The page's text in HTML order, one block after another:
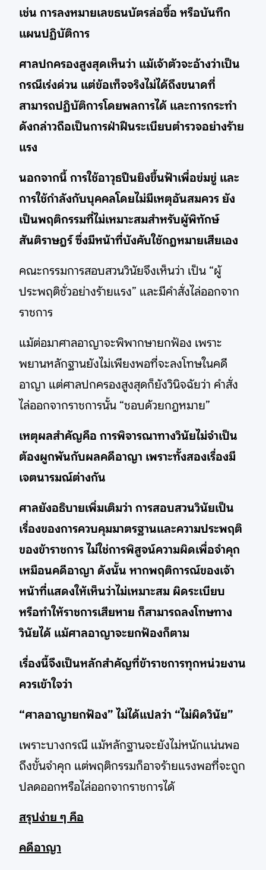
เช่น การลงหมายเลขธนบัตรล่อซื้อ หรือบันทึก
แผนปฏิบัติการ
ศาลปกครองสูงสุดเห็นว่า แม้เจ้าตัวจะอ้างว่าเป็น
กรณีเร่งด่วน แต่ข้อเท็จจริงไม่ได้ถึงขนาดที่
สามารถปฏิบัติการโดยพลการได้ และการกระทำ
ดังกล่าวถือเป็นการฝ่าฝืนระเบียบตำรวจอย่างร้าย
แรง
นอกจากนี้ การใช้อาวุธปืนยิงขึ้นฟ้าเพื่อข่มขู่ และ
การใช้กำลังกับบุคคลโดยไม่มีเหตุอันสมควร ยัง
เป็นพฤติกรรมที่ไม่เหมาะสมสำหรับผู้พิทักษ์
สันติราษฎร์ ซึ่งมีหน้าที่บังคับใช้กฎหมายเสียเอง
คณะกรรมการสอบสวนวินัยจึงเห็นว่า เป็น “ผู้
ประพฤติชั่วอย่างร้ายแรง” และมีคำสั่งไล่ออกจาก
ราชการ
แม้ต่อมาศาลอาญาจะพิพากษายกฟ้อง เพราะ
พยานหลักฐานยังไม่เพียงพอที่จะลงโทษในคดี
อาญา แต่ศาลปกครองสูงสุดก็ยังวินิจฉัยว่า คำสั่ง
ไล่ออกจากราชการนั้น “ชอบด้วยกฎหมาย”
เหตุผลสำคัญคือ การพิจารณาทางวินัยไม่จำเป็น
ต้องผูกพันกับผลคดีอาญา เพราะทั้งสองเรื่องมี
เจตนารมณ์ต่างกัน
ศาลยังอธิบายเพิ่มเติมว่า การสอบสวนวินัยเป็น
เรื่องของการควบคุมมาตรฐานและความประพฤติ
ของข้าราชการ ไม่ใช่การพิสูจน์ความผิดเพื่อจำคุก
เหมือนคดีอาญา ดังนั้น หากพฤติการณ์ของเจ้า
หน้าที่แสดงให้เห็นว่าไม่เหมาะสม ผิดระเบียบ
หรือทำให้ราชการเสียหาย ก็สามารถลงโทษทาง
วินัยได้ แม้ศาลอาญาจะยกฟ้องก็ตาม
เรื่องนี้จึงเป็นหลักสำคัญที่ข้าราชการทุกหน่วยงาน
ควรเข้าใจว่า
“ศาลอาญายกฟ้อง” ไม่ได้แปลว่า “ไม่ผิดวินัย”
เพราะบางกรณี แม้หลักฐานจะยังไม่หนักแน่นพอ
ถึงขั้นจำคุก แต่พฤติกรรมก็อาจร้ายแรงพอที่จะถูก
ปลดออกหรือไล่ออกจากราชการได้
สรุปง่าย ๆ คือ
คดีอาญา